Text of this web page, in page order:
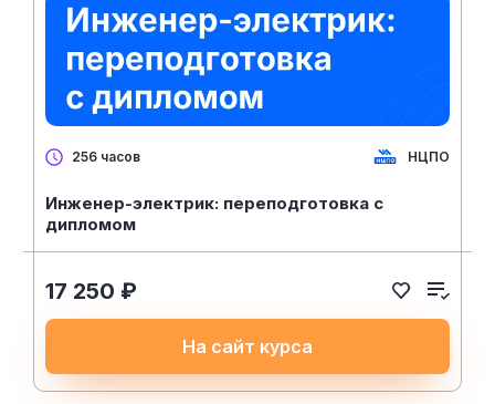
256 часов НЦПО
Инженер-электрик: переподготовка с
дипломом
17 250 ₽
На сайт курса